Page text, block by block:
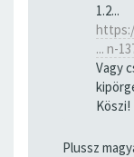
1.2...
... n-
Vagy
Köszi!
Plussz